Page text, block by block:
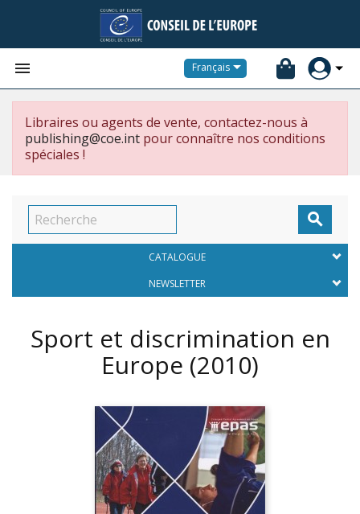
 Français
Libraires ou agents de vente, contactez-nous à
publishing@coe.int pour connaître nos conditions
spéciales !

CATALOGUE
NEWSLETTER
Sport et discrimination en
Europe (2010)